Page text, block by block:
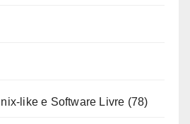
like e Software Livre (78)